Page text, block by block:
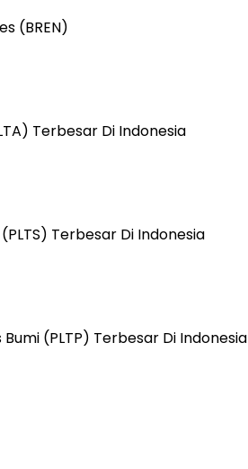
(BREN)
Terbesar Di Indonesia
Terbesar Di Indonesia
(PLTP)​ Terbesar Di Indonesia